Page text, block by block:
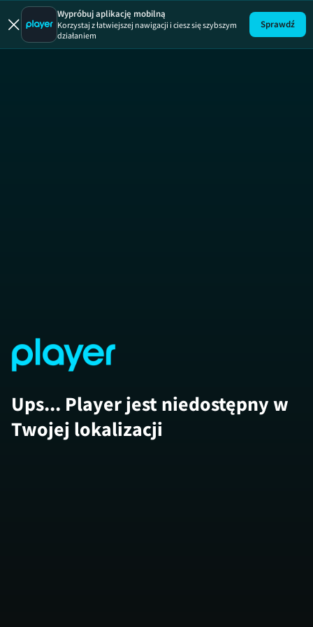
Zakup
Wypróbuj aplikację mobilną
Korzystaj z łatwiejszej nawigacji i ciesz się szybszym
działaniem
Sprawdź
Ups... Player jest niedostępny w
Twojej lokalizacji